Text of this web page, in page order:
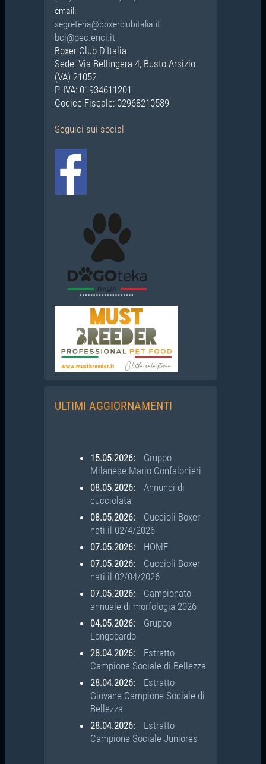
email:
segreteria@boxerclubitalia.it
bci@pec.enci.it
Boxer Club D’Italia
Sede: Via Bellingera 4, Busto Arsizio
(VA) 21052
P. IVA: 01934611201
Codice Fiscale: 02968210589
Seguici sui social
ULTIMI AGGIORNAMENTI
15.05.2026:
Gruppo
Milanese Mario Confalonieri
08.05.2026:
Annunci di
cucciolata
08.05.2026:
Cuccioli Boxer
nati il 02/4/2026
07.05.2026:
HOME
07.05.2026:
Cuccioli Boxer
nati il 02/04/2026
07.05.2026:
Campionato
annuale di morfologia 2026
04.05.2026:
Gruppo
Longobardo
28.04.2026:
Estratto
Campione Sociale di Bellezza
28.04.2026:
Estratto
Giovane Campione Sociale di
Bellezza
28.04.2026:
Estratto
Campione Sociale Juniores